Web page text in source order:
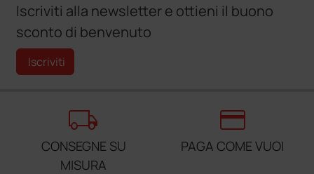
Iscriviti alla newsletter e ottieni il buono
sconto di benvenuto
Iscriviti
local_shipping
CONSEGNE SU
MISURA
credit_card
PAGA COME VUOI